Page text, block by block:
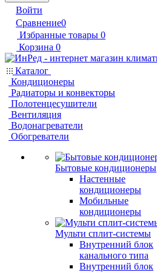
Войти
Сравнение0
Избранные товары 0
Корзина 0
Каталог
Кондиционеры
Радиаторы и конвекторы
Полотенцесушители
Вентиляция
Водонагреватели
Обогреватели
Бытовые кондиционеры
Настенные
кондиционеры
Мобильные
кондиционеры
Мульти сплит-системы
Внутренний блок
канального типа
Внутренний блок